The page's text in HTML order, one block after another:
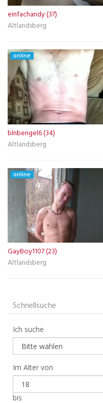
einfachandy (37)
Altlandsberg
online
blnbengel6 (34)
Altlandsberg
online
GayBoy1107 (23)
Altlandsberg
Schnellsuche
Ich suche
Im Alter von
bis